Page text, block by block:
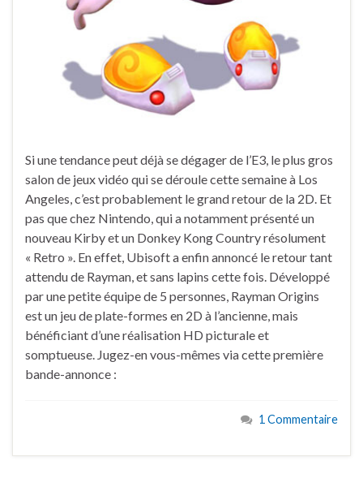
Si une tendance peut déjà se dégager de l’E3, le plus gros
salon de jeux vidéo qui se déroule cette semaine à Los
Angeles, c’est probablement le grand retour de la 2D. Et
pas que chez Nintendo, qui a notamment présenté un
nouveau Kirby et un Donkey Kong Country résolument
« Retro ». En effet, Ubisoft a enfin annoncé le retour tant
attendu de Rayman, et sans lapins cette fois. Développé
par une petite équipe de 5 personnes, Rayman Origins
est un jeu de plate-formes en 2D à l’ancienne, mais
bénéficiant d’une réalisation HD picturale et
somptueuse. Jugez-en vous-mêmes via cette première
bande-annonce :
1 Commentaire